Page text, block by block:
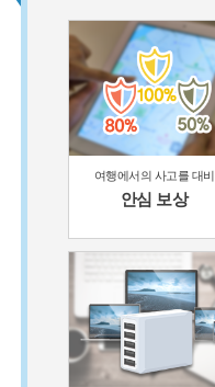
여행에서의 사고를 대비
안심 보상